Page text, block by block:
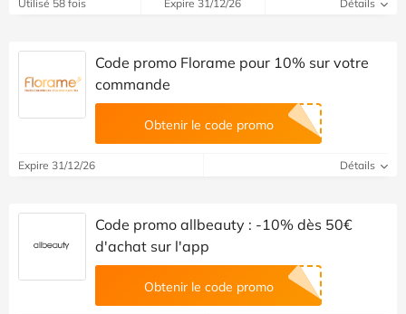
Utilisé 58 fois Expire 31/12/26 Détails
Code promo Florame pour 10% sur votre
commande
Obtenir le code promo
Expire 31/12/26 Détails
Code promo allbeauty : -10% dès 50€
d'achat sur l'app
Obtenir le code promo